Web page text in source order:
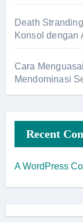
Death
Konsol dengan
Cara
Mendominasi
Recent
A WordPress